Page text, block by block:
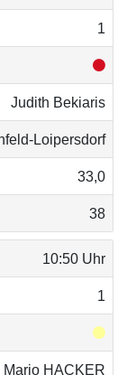
1
Judith Bekiaris
Loipersdorf
33,0
38
10:50 Uhr
1
Mario HACKER